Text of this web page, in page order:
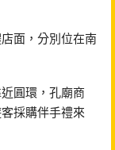
面，分別位在南
圓環，孔廟商
採購伴手禮來